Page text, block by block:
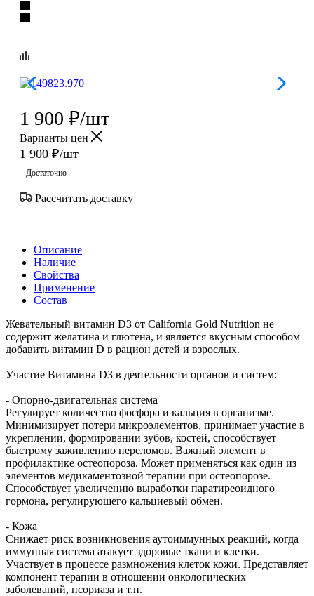
1 900 ₽/шт
Варианты цен
1 900 ₽/шт
Достаточно
Рассчитать доставку
Описание
Наличие
Свойства
Применение
Состав
Жевательный витамин D3 от California Gold Nutrition не
содержит желатина и глютена, и является вкусным способом
добавить витамин D в рацион детей и взрослых.
Участие Витамина D3 в деятельности органов и систем:
- Опорно-двигательная система
Регулирует количество фосфора и кальция в организме.
Минимизирует потери микроэлементов, принимает участие в
укреплении, формировании зубов, костей, способствует
быстрому заживлению переломов. Важный элемент в
профилактике остеопороза. Может применяться как один из
элементов медикаментозной терапии при остеопорозе.
Способствует увеличению выработки паратиреоидного
гормона, регулирующего кальциевый обмен.
- Кожа
Снижает риск возникновения аутоиммунных реакций, когда
иммунная система атакует здоровые ткани и клетки.
Участвует в процессе размножения клеток кожи. Представляет
компонент терапии в отношении онкологических
заболеваний, псориаза и т.п.